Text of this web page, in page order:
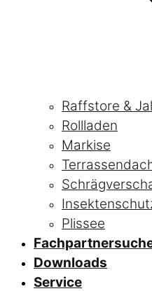
Raffstore &
Rollladen
Markise
Plissee
Downloads
Service